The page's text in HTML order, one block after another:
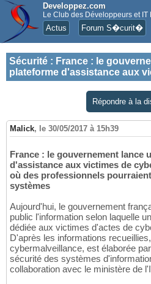
Developpez.com
Le Club des Développeurs et IT
Actus Forum S�curit�
Sécurité : France : le
plateforme d'assistance aux
Répondre à la
Malick, le 30/05/2017 à 15h39
France : le gouvernement lance
d'assistance aux victimes de
où des professionnels
systèmes
Aujourd'hui, le gouvernement
public l'information selon laquelle
dédiée aux victimes d'actes de
D'après les informations
cybermalveillance, est élaborée
sécurité des systèmes
collaboration avec le ministère de